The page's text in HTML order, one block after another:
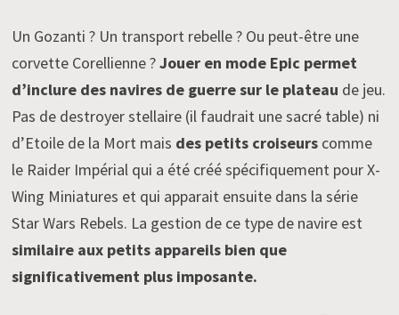
Un Gozanti ? Un transport rebelle ? Ou peut-être une
corvette Corellienne ?Jouer en mode Epic permet
d’inclure des navires de guerre sur le plateau de jeu.
Pas de destroyer stellaire (il faudrait une sacré table) ni
d’Etoile de la Mort mais des petits croiseurs comme
le Raider Impérial qui a été créé spécifiquement pour X-
Wing Miniatures et qui apparait ensuite dans la série
Star Wars Rebels. La gestion de ce type de navire est
similaire aux petits appareils bien que
significativement plus imposante.